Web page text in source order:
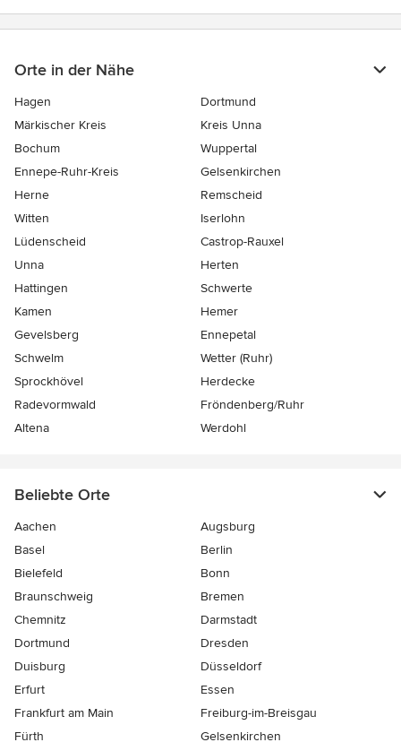
Orte in der Nähe
Hagen
Dortmund
Märkischer Kreis
Kreis Unna
Bochum
Wuppertal
Ennepe-Ruhr-Kreis
Gelsenkirchen
Herne
Remscheid
Witten
Iserlohn
Lüdenscheid
Castrop-Rauxel
Unna
Herten
Hattingen
Schwerte
Kamen
Hemer
Gevelsberg
Ennepetal
Schwelm
Wetter (Ruhr)
Sprockhövel
Herdecke
Radevormwald
Fröndenberg/Ruhr
Altena
Werdohl
Beliebte Orte
Aachen
Augsburg
Basel
Berlin
Bielefeld
Bonn
Braunschweig
Bremen
Chemnitz
Darmstadt
Dortmund
Dresden
Duisburg
Düsseldorf
Erfurt
Essen
Frankfurt am Main
Freiburg-im-Breisgau
Fürth
Gelsenkirchen